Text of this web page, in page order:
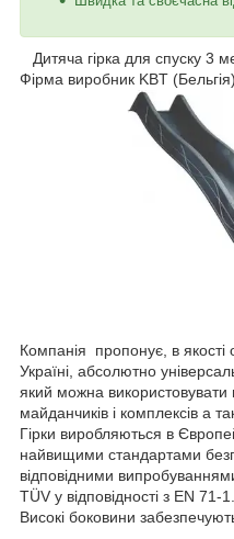
Дитяча гірка для спуску 3
Фірма виробник KBT (Бельгія)
Компанія пропонує, в якості
Україні, абсолютно
який можна використовувати
майданчиків і комплексів а
Гірки виробляються в
найвищими стандартами
відповідними
TÜV у відповідності з EN 71-1.
Високі боковини